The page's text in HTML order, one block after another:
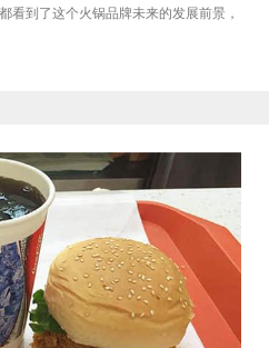
看到了这个火锅品牌未来的发展前景，
费用情况让创业者拥有更多信息。创